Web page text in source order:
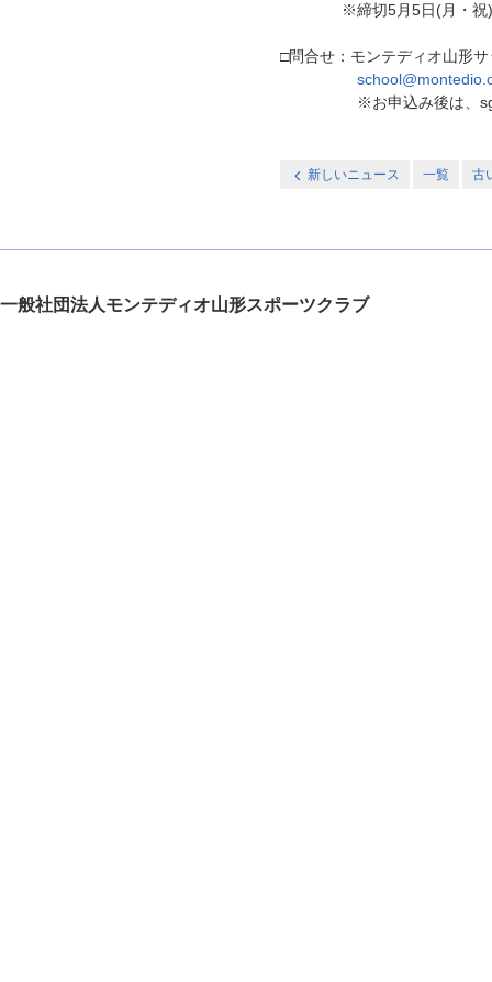
※締切5月5日(月・祝)
□問合せ：モンテディオ山形
※お申込み後は、sgrum
新しいニュース 一覧 古
一般社団法人モンテディオ山形スポーツクラブ